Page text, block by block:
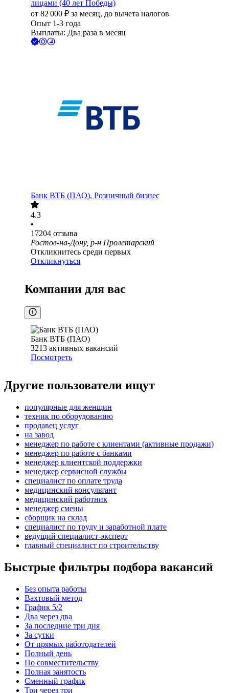
лицами (40 лет Победы)
от 82 000 ₽ за месяц, до вычета налогов
Опыт 1-3 года
Выплаты: Два раза в месяц
Банк ВТБ (ПАО), Розничный бизнес
4.3
•
17204 отзыва
Ростов-на-Дону, р-н Пролетарский
Откликнитесь среди первых
Откликнуться
Компании для вас
Банк ВТБ (ПАО)
3213 активных вакансий
Посмотреть
Другие пользователи ищут
популярные для женщин
техник по оборудованию
продавец услуг
на завод
менеджер по работе с клиентами (активные продажи)
менеджер по работе с банками
менеджер клиентской поддержки
менеджер сервисной службы
специалист по оплате труда
медицинский консультант
медицинский работник
менеджер смены
сборщик на склад
специалист по труду и заработной плате
ведущий специалист-эксперт
главный специалист по строительству
Быстрые фильтры подбора вакансий
Без опыта работы
Вахтовый метод
График 5/2
Два через два
За последние три дня
За сутки
От прямых работодателей
Полный день
По совместительству
Полная занятость
Сменный график
Три через три